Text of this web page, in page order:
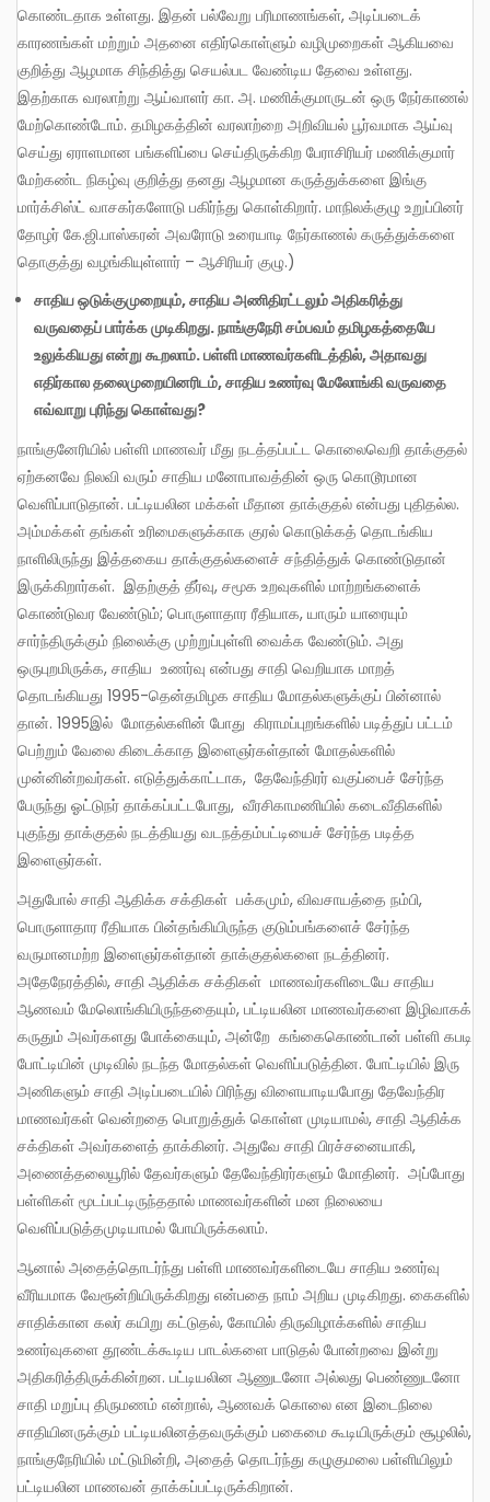
கொண்டதாக உள்ளது. இதன் பல்வேறு பரிமாணங்கள், அடிப்படைக்
காரணங்கள் மற்றும் அதனை எதிர்கொள்ளும் வழிமுறைகள் ஆகியவை
குறித்து ஆழமாக சிந்தித்து செயல்பட வேண்டிய தேவை உள்ளது.
இதற்காக வரலாற்று ஆய்வாளர் கா. அ. மணிக்குமாருடன் ஒரு நேர்காணல்
மேற்கொண்டோம். தமிழகத்தின் வரலாற்றை அறிவியல் பூர்வமாக ஆய்வு
செய்து ஏராளமான பங்களிப்பை செய்திருக்கிற பேராசிரியர் மணிக்குமார்
மேற்கண்ட நிகழ்வு குறித்து தனது ஆழமான கருத்துக்களை இங்கு
மார்க்சிஸ்ட் வாசகர்களோடு பகிர்ந்து கொள்கிறார். மாநிலக்குழு உறுப்பினர்
தோழர் கே.ஜி.பாஸ்கரன் அவரோடு உரையாடி நேர்காணல் கருத்துக்களை
தொகுத்து வழங்கியுள்ளார் – ஆசிரியர் குழு.)
சாதியஒடுக்குமுறையும்,சாதியஅணிதிரட்டலும்அதிகரித்து
வருவதைப்பார்க்கமுடிகிறது.நாங்குநேரிசம்பவம்தமிழகத்தையே
உலுக்கியதுஎன்று கூறலாம்.பள்ளிமாணவர்களிடத்தில்,அதாவது
எதிர்காலதலைமுறையினரிடம்,சாதியஉணர்வுமேலோங்கிவருவதை
எவ்வாறு புரிந்துகொள்வது?
நாங்குனேரியில் பள்ளி மாணவர் மீது நடத்தப்பட்ட கொலைவெறி தாக்குதல்
ஏற்கனவே நிலவி வரும் சாதிய மனோபாவத்தின் ஒரு கொடூரமான
வெளிப்பாடுதான். பட்டியலின மக்கள் மீதான தாக்குதல் என்பது புதிதல்ல.
அம்மக்கள் தங்கள் உரிமைகளுக்காக குரல் கொடுக்கத் தொடங்கிய
நாளிலிருந்து இத்தகைய தாக்குதல்களைச் சந்தித்துக் கொண்டுதான்
இருக்கிறார்கள். இதற்குத் தீர்வு, சமூக உறவுகளில் மாற்றங்களைக்
கொண்டுவர வேண்டும்; பொருளாதார ரீதியாக, யாரும் யாரையும்
சார்ந்திருக்கும் நிலைக்கு முற்றுப்புள்ளி வைக்க வேண்டும். அது
ஒருபுறமிருக்க, சாதிய உணர்வு என்பது சாதி வெறியாக மாறத்
தொடங்கியது 1995-தென்தமிழக சாதிய மோதல்களுக்குப் பின்னால்
தான். 1995இல் மோதல்களின் போது கிராமப்புறங்களில் படித்துப் பட்டம்
பெற்றும் வேலை கிடைக்காத இளைஞர்கள்தான் மோதல்களில்
முன்னின்றவர்கள். எடுத்துக்காட்டாக, தேவேந்திரர் வகுப்பைச் சேர்ந்த
பேருந்து ஓட்டுநர் தாக்கப்பட்டபோது, வீரசிகாமணியில் கடைவீதிகளில்
புகுந்து தாக்குதல் நடத்தியது வடநத்தம்பட்டியைச் சேர்ந்த படித்த
இளைஞர்கள்.
அதுபோல் சாதி ஆதிக்க சக்திகள் பக்கமும், விவசாயத்தை நம்பி,
பொருளாதார ரீதியாக பின்தங்கியிருந்த குடும்பங்களைச் சேர்ந்த
வருமானமற்ற இளைஞர்கள்தான் தாக்குதல்களை நடத்தினர்.
அதேநேரத்தில், சாதி ஆதிக்க சக்திகள் மாணவர்களிடையே சாதிய
ஆணவம் மேலொங்கியிருந்ததையும், பட்டியலின மாணவர்களை இழிவாகக்
கருதும் அவர்களது போக்கையும், அன்றே கங்கைகொண்டான் பள்ளி கபடி
போட்டியின் முடிவில் நடந்த மோதல்கள் வெளிப்படுத்தின. போட்டியில் இரு
அணிகளும் சாதி அடிப்படையில் பிரிந்து விளையாடியபோது தேவேந்திர
மாணவர்கள் வென்றதை பொறுத்துக் கொள்ள முடியாமல், சாதி ஆதிக்க
சக்திகள் அவர்களைத் தாக்கினர். அதுவே சாதி பிரச்சனையாகி,
அணைத்தலையூரில் தேவர்களும் தேவேந்திரர்களும் மோதினர். அப்போது
பள்ளிகள் மூடப்பட்டிருந்ததால் மாணவர்களின் மன நிலையை
வெளிப்படுத்தமுடியாமல் போயிருக்கலாம்.
ஆனால் அதைத்தொடர்ந்து பள்ளி மாணவர்களிடையே சாதிய உணர்வு
வீரியமாக வேரூன்றியிருக்கிறது என்பதை நாம் அறிய முடிகிறது. கைகளில்
சாதிக்கான கலர் கயிறு கட்டுதல், கோயில் திருவிழாக்களில் சாதிய
உணர்வுகளை தூண்டக்கூடிய பாடல்களை பாடுதல் போன்றவை இன்று
அதிகரித்திருக்கின்றன. பட்டியலின ஆணுடனோ அல்லது பெண்ணுடனோ
சாதி மறுப்பு திருமணம் என்றால், ஆணவக் கொலை என இடைநிலை
சாதியினருக்கும் பட்டியலினத்தவருக்கும் பகைமை கூடியிருக்கும் சூழலில்,
நாங்குநேரியில் மட்டுமின்றி, அதைத் தொடர்ந்து கழுகுமலை பள்ளியிலும்
பட்டியலின மாணவன் தாக்கப்பட்டிருக்கிறான்.